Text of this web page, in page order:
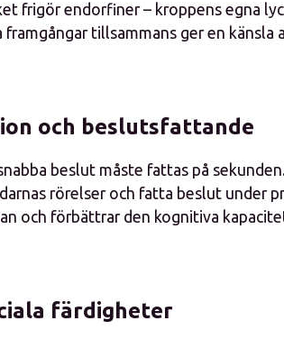
frigör endorfiner – kroppens egna
tillsammans ger en känsla
och beslutsfattande
beslut måste fattas på
rörelser och fatta beslut under
och förbättrar den kognitiva
färdigheter